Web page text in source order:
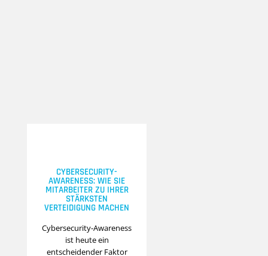
CYBERSECURITY-
AWARENESS: WIE SIE
MITARBEITER ZU IHRER
STÄRKSTEN
VERTEIDIGUNG MACHEN
Cybersecurity-Awareness
ist heute ein
entscheidender Faktor